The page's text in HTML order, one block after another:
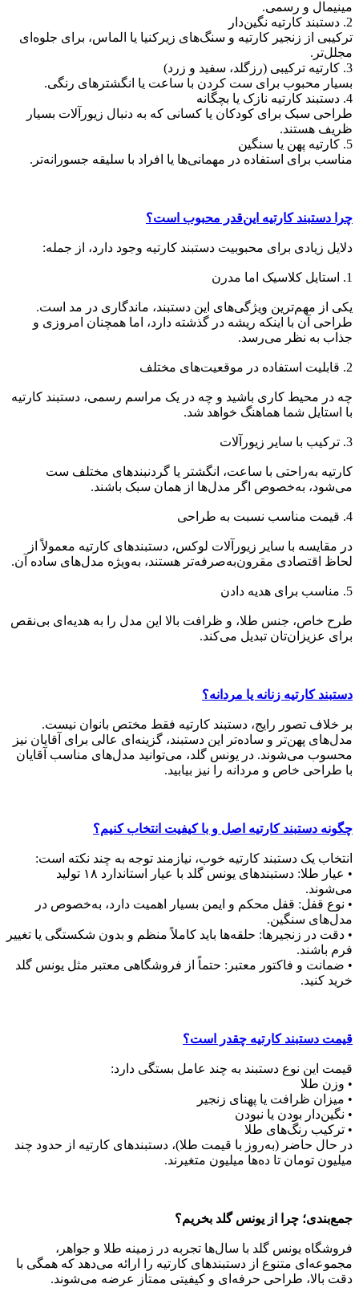
مینیمال و رسمی.
2. دستبند کارتیه نگین‌دار
ترکیبی از زنجیر کارتیه و سنگ‌های زیرکنیا یا الماس، برای جلوه‌ای
مجلل‌تر.
3. کارتیه ترکیبی (رزگلد، سفید و زرد)
بسیار محبوب برای ست کردن با ساعت یا انگشترهای رنگی.
4. دستبند کارتیه نازک یا بچگانه
طراحی سبک برای کودکان یا کسانی که به دنبال زیورآلات بسیار
ظریف هستند.
5. کارتیه پهن یا سنگین
مناسب برای استفاده در مهمانی‌ها یا افراد با سلیقه جسورانه‌تر.
چرا دستبند کارتیه این‌قدر محبوب است؟
دلایل زیادی برای محبوبیت دستبند کارتیه وجود دارد، از جمله:
1. استایل کلاسیک اما مدرن
یکی از مهم‌ترین ویژگی‌های این دستبند، ماندگاری در مد است.
طراحی آن با اینکه ریشه در گذشته دارد، اما همچنان امروزی و
جذاب به نظر می‌رسد.
2. قابلیت استفاده در موقعیت‌های مختلف
چه در محیط کاری باشید و چه در یک مراسم رسمی، دستبند کارتیه
با استایل شما هماهنگ خواهد شد.
3. ترکیب با سایر زیورآلات
کارتیه به‌راحتی با ساعت، انگشتر یا گردنبندهای مختلف ست
می‌شود، به‌خصوص اگر مدل‌ها از همان سبک باشند.
4. قیمت مناسب نسبت به طراحی
در مقایسه با سایر زیورآلات لوکس، دستبندهای کارتیه معمولاً از
لحاظ اقتصادی مقرون‌به‌صرفه‌تر هستند، به‌ویژه مدل‌های ساده آن.
5. مناسب برای هدیه دادن
طرح خاص، جنس طلا، و ظرافت بالا این مدل را به هدیه‌ای بی‌نقص
برای عزیزان‌تان تبدیل می‌کند.
دستبند کارتیه زنانه یا مردانه؟
بر خلاف تصور رایج، دستبند کارتیه فقط مختص بانوان نیست.
مدل‌های پهن‌تر و ساده‌تر این دستبند، گزینه‌ای عالی برای آقایان نیز
محسوب می‌شوند. در یونس گلد، می‌توانید مدل‌های مناسب آقایان
با طراحی خاص و مردانه را نیز بیابید.
چگونه دستبند کارتیه اصل و با کیفیت انتخاب کنیم؟
انتخاب یک دستبند کارتیه خوب، نیازمند توجه به چند نکته است:
• عیار طلا: دستبندهای یونس گلد با عیار استاندارد ۱۸ تولید
می‌شوند.
• نوع قفل: قفل محکم و ایمن بسیار اهمیت دارد، به‌خصوص در
مدل‌های سنگین.
• دقت در زنجیرها: حلقه‌ها باید کاملاً منظم و بدون شکستگی یا تغییر
فرم باشند.
• ضمانت و فاکتور معتبر: حتماً از فروشگاهی معتبر مثل یونس گلد
خرید کنید.
قیمت دستبند کارتیه چقدر است؟
قیمت این نوع دستبند به چند عامل بستگی دارد:
• وزن طلا
• میزان ظرافت یا پهنای زنجیر
• نگین‌دار بودن یا نبودن
• ترکیب رنگ‌های طلا
در حال حاضر (به‌روز با قیمت طلا)، دستبندهای کارتیه از حدود چند
میلیون تومان تا ده‌ها میلیون متغیرند.
جمع‌بندی؛ چرا از یونس گلد بخریم؟
فروشگاه یونس گلد با سال‌ها تجربه در زمینه طلا و جواهر،
مجموعه‌ای متنوع از دستبندهای کارتیه را ارائه می‌دهد که همگی با
دقت بالا، طراحی حرفه‌ای و کیفیتی ممتاز عرضه می‌شوند.